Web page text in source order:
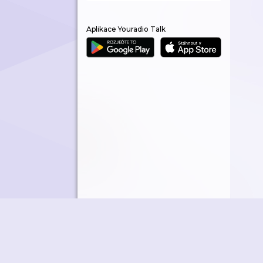
Aplikace Youradio Talk